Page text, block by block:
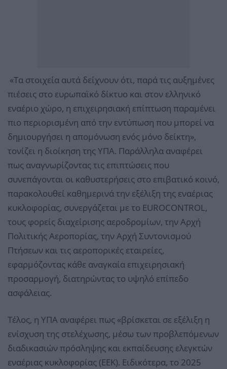
«Τα στοιχεία αυτά δείχνουν ότι, παρά τις αυξημένες
πιέσεις στο ευρωπαϊκό δίκτυο και στον ελληνικό
εναέριο χώρο, η επιχειρησιακή επίπτωση παραμένει
πιο περιορισμένη από την εντύπωση που μπορεί να
δημιουργήσει η απομόνωση ενός μόνο δείκτη»,
τονίζει η διοίκηση της ΥΠΑ. Παράλληλα αναφέρει
πως αναγνωρίζοντας τις επιπτώσεις που
συνεπάγονται οι καθυστερήσεις στο επιβατικό κοινό,
παρακολουθεί καθημερινά την εξέλιξη της εναέριας
κυκλοφορίας, συνεργάζεται με το EUROCONTROL,
τους φορείς διαχείρισης αεροδρομίων, την Αρχή
Πολιτικής Αεροπορίας, την Αρχή Συντονισμού
Πτήσεων και τις αεροπορικές εταιρείες,
εφαρμόζοντας κάθε αναγκαία επιχειρησιακή
προσαρμογή, διατηρώντας το υψηλό επίπεδο
ασφάλειας.
Τέλος, η ΥΠΑ αναφέρει πως «βρίσκεται σε εξέλιξη η
ενίσχυση της στελέχωσης, μέσω των προβλεπόμενων
διαδικασιών πρόσληψης και εκπαίδευσης ελεγκτών
εναέριας κυκλοφορίας (ΕΕΚ). Ειδικότερα, το 2025